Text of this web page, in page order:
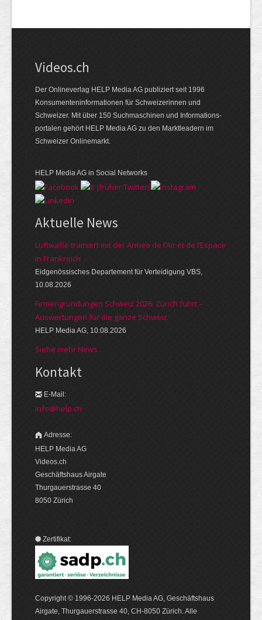
Videos.ch
Der Onlineverlag HELP Media AG publiziert seit 1996
Konsumenten­informationen für Schweizerinnen und
Schweizer. Mit über 150 Suchmaschinen und Informations­
portalen gehört HELP Media AG zu den Marktleadern im
Schweizer Onlinemarkt.
HELP Media AG in Social Networks
Aktuelle News
Luftwaffe trainiert mit der Armee de l’Air et de l’Espace
in Frankreich
Eidgenössisches Departement für Verteidigung VBS,
10.08.2026
Firmengründungen Schweiz 2026: Zürich führt –
Auswertungen für die ganze Schweiz
HELP Media AG, 10.08.2026
Siehe mehr News
Kontakt
E-Mail:
info@help.ch
Adresse:
HELP Media AG
Videos.ch
Geschäftshaus Airgate
Thurgauerstrasse 40
8050 Zürich
Zertifikat:
Copyright © 1996-2026 HELP Media AG, Geschäftshaus
Airgate, Thurgauer­strasse 40, CH-8050 Zürich. Alle